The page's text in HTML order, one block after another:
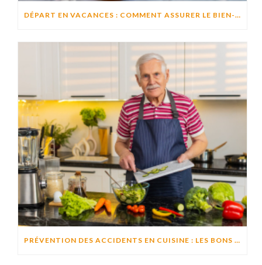
DÉPART EN VACANCES : COMMENT ASSURER LE BIEN-ÊTRE D’UN PROCHE RESTÉ À DOMICILE ?
PRÉVENTION DES ACCIDENTS EN CUISINE : LES BONS RÉFLEXES POUR CUISINER EN TOUTE SÉCURITÉ